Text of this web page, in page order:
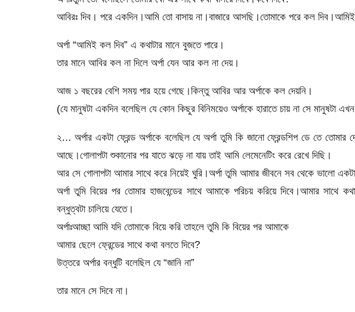
আবিরঃ দিব। পরে একদিন।আমি তো বাসায় না।বাজারে আসছি।তোমাকে পরে কল
অর্পা “আমিই কল দিব” এ কথাটার মানে বুজতে পারে।
তার মানে আবির কল না দিলে অর্পা যেন আর কল না দেয়।
আজ ১ বছরের বেশি সময় পার হয়ে গেছে।কিন্তু আবির আর অর্পাকে কল দেয়নি।
(যে মানুষটা একদিন বলেছিল যে কোন কিছুর বিনিময়েও অর্পাকে হারাতে চায় না সে মানুষটা
২… অর্পার একটা ফ্রেন্ড অর্পাকে বলেছিল যে অর্পা তুমি কি জানো ফ্রেন্ডশিপ ডে তে তোমার
আছে।গোলাপটা শুকানোর পর যাতে ঝড়ে না যায় তাই আমি লেমেনেটিং করে রেখে দিছি।
আর সে গোলাপটা আমার সাথে করে নিয়েই ঘুরি।অর্পা তুমি আমার জীবনে সব থেকে ভালো
অর্পা তুমি বিয়ের পর তোমার হাজবেন্ডের সাথে আমাকে পরিচয় করিয়ে দিবে।আমার সাথে
বন্ধুত্বটা চালিয়ে যেতে।
অর্পাঃআচ্ছা আমি যদি তোমাকে বিয়ে করি তাহলে তুমি কি বিয়ের পর আমাকে
আমার ছেলে ফ্রেন্ডের সাথে কথা বলতে দিবে?
উত্তরে অর্পার বন্ধুটি বলেছিল যে “জানি না”
তার মানে সে দিবে না।